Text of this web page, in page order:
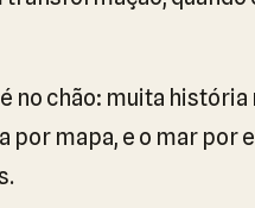
no chão: muita
mapa, e o mar por